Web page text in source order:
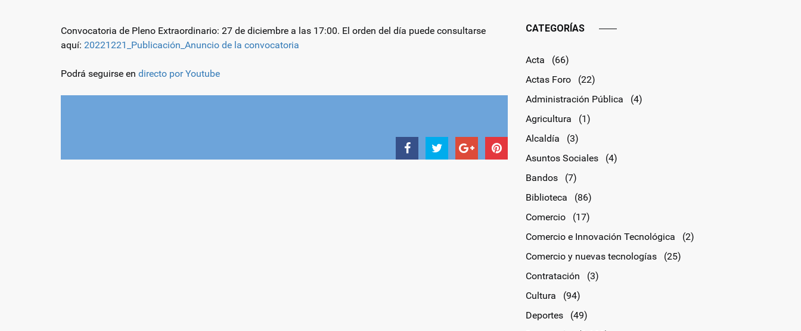
Convocatoria de Pleno Extraordinario: 27 de diciembre a las 17:00. El orden del día puede consultarse
aquí: 20221221_Publicación_Anuncio de la convocatoria
Podrá seguirse en directo por Youtube
CATEGORÍAS
Acta
(66)
Actas Foro
(22)
Administración Pública
(4)
Agricultura
(1)
Alcaldía
(3)
Asuntos Sociales
(4)
Bandos
(7)
Biblioteca
(86)
Comercio
(17)
Comercio e Innovación Tecnológica
(2)
Comercio y nuevas tecnologías
(25)
Contratación
(3)
Cultura
(94)
Deportes
(49)